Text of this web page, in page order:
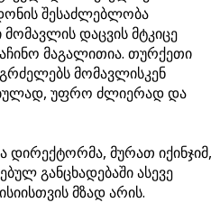
შესაძლებლობა
დაცვის მტკიცე
მაგალითია. თურქეთი
მომავლისკენ
უფრო ძლიერად და
დირექტორმა, მურათ იქინჯიმ,
განცხადებაში ასევე
მზად არის.